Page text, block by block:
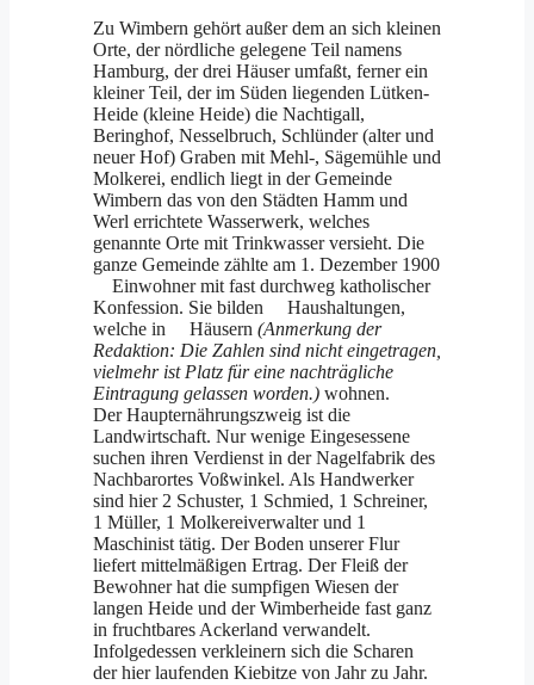
Zu Wimbern gehört außer dem an sich kleinen
Orte, der nördliche gelegene Teil namens
Hamburg, der drei Häuser umfaßt, ferner ein
kleiner Teil, der im Süden liegenden Lütken-
Heide (kleine Heide) die Nachtigall,
Beringhof, Nes­selbruch, Schlünder (alter und
neuer Hof) Graben mit Mehl-, Sägemühle und
Molkerei, endlich liegt in der Gemeinde
Wimbern das von den Städten Hamm und
Werl errichtete Wasserwerk, welches
genannte Orte mit Trinkwasser versieht. Die
ganze Gemeinde zählte am 1. Dezember 1900
Einwohner mit fast durchweg katholischer
Konfession. Sie bilden Haushaltungen,
welche in Häusern (Anmerkung der
Redaktion: Die Zahlen sind nicht eingetragen,
vielmehr ist Platz für eine nachträgliche
Eintragung gelassen worden.) wohnen.
Der Haupternährungszweig ist die
Landwirtschaft. Nur wenige Eingesessene
suchen ihren Verdienst in der Nagelfabrik des
Nachbarortes Voßwinkel. Als Handwerker
sind hier 2 Schuster, 1 Schmied, 1 Schreiner,
1 Müller, 1 Molkereiverwalter und 1
Maschinist tätig. Der Boden unserer Flur
liefert mittelmäßigen Ertrag. Der Fleiß der
Bewohner hat die sumpfigen Wiesen der
langen Heide und der Wimberheide fast ganz
in fruchtbares Ackerland verwandelt.
Infolgedessen verkleinern sich die Scharen
der hier laufenden Kiebitze von Jahr zu Jahr.